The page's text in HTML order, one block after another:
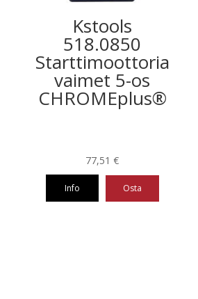
Kstools
518.0850
Starttimoottoria
vaimet 5-os
CHROMEplus®
77,51€
Info Osta